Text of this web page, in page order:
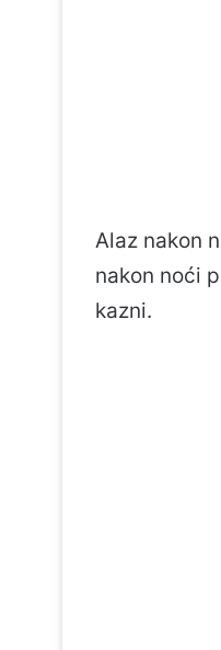
Alaz nakon
nakon noći
kazni.